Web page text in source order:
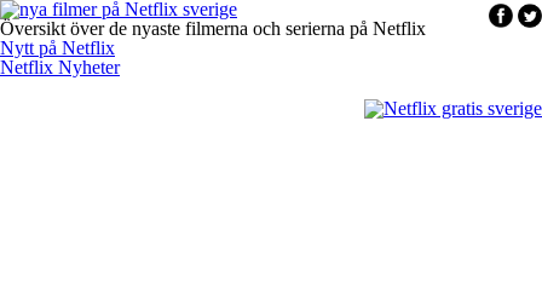
Översikt över de nyaste filmerna och serierna på Netflix
Nytt på Netflix
Netflix Nyheter